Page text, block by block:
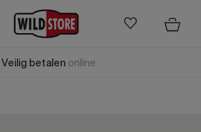
Veilig betalenonline